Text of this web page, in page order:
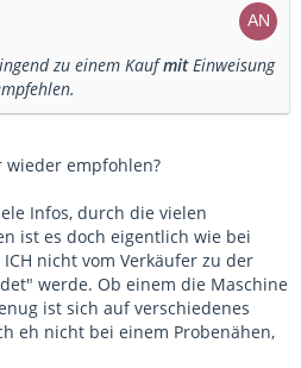
zu einem KaufmitEinweisung
empfohlen?
Infos, durch die vielen
ist es doch eigentlich wie bei
nicht vom Verkäufer zu der
werde. Ob einem die Maschine
ist sich auf verschiedenes
eh nicht bei einem Probenähen,